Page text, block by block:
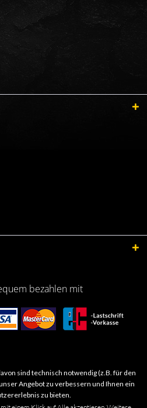
bezahlen mit
​Letzte Aktualisierung: 06.2026
sind technisch notwendig (z.B. für den
Angebot zu verbessern und Ihnen ein
zu bieten.